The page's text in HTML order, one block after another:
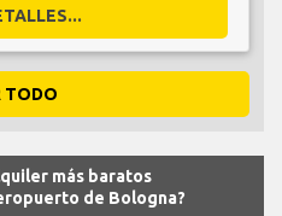
TODO
más baratos
de Bologna?